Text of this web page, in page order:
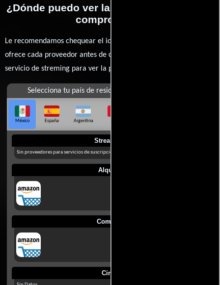
¿Dónde puedo ver la películas La foto del
compromiso?
Le recomendamos chequear el idioma, doblaje o subtítulos que
ofrece cada proveedor antes de comprar, alquilar o contratar un
servicio de streming para ver la películas.
Selecciona tu país de residencia
México España Argentina
Streaming
Sin proveedores para servicios de suscripción en México
Alquilar
Comprar
Cines